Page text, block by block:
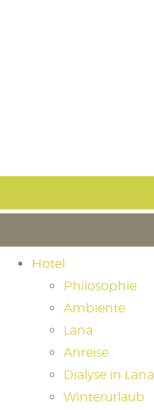
Hotel
Philosophie
Ambiente
Lana
Anreise
Dialyse in Lana
Winterurlaub